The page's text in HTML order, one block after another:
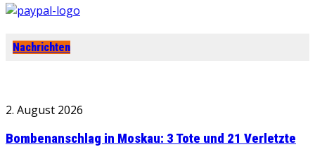
Nachrichten
2. August 2026
Bombenanschlag in Moskau: 3 Tote und 21 Verletzte